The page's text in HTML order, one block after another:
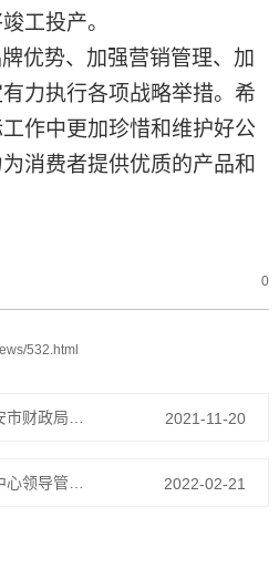
工投产。
优势、加强营销管理、加
力执行各项战略举措。希
作中更加珍惜和维护好公
消费者提供优质的产品和
0
532.html
2021-11-20
2022-02-21